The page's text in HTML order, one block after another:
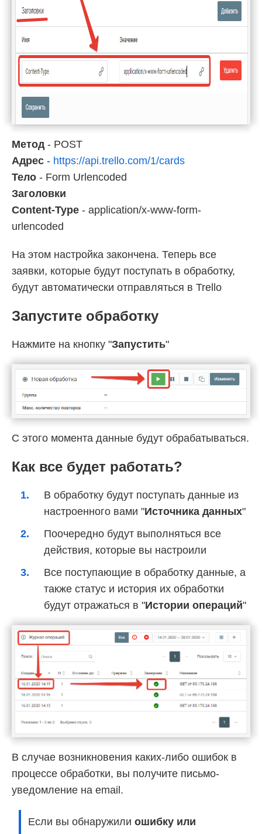
Метод - POST
Адрес - https://api.trello.com/1/cards
Тело - Form Urlencoded
Заголовки
Content-Type - application/x-www-form-
urlencoded
На этом настройка закончена. Теперь все
заявки, которые будут поступать в обработку,
будут автоматически отправляться в Trello
Запустите обработку
Нажмите на кнопку "Запустить"
С этого момента данные будут обрабатываться.
Как все будет работать?
В обработку будут поступать данные из
настроенного вами "Источника данных"
Поочередно будут выполняться все
действия, которые вы настроили
Все поступающие в обработку данные, а
также статус и история их обработки
будут отражаться в "Истории операций"
В случае возникновения каких-либо ошибок в
процессе обработки, вы получите письмо-
уведомление на email.
Если вы обнаружили ошибку или